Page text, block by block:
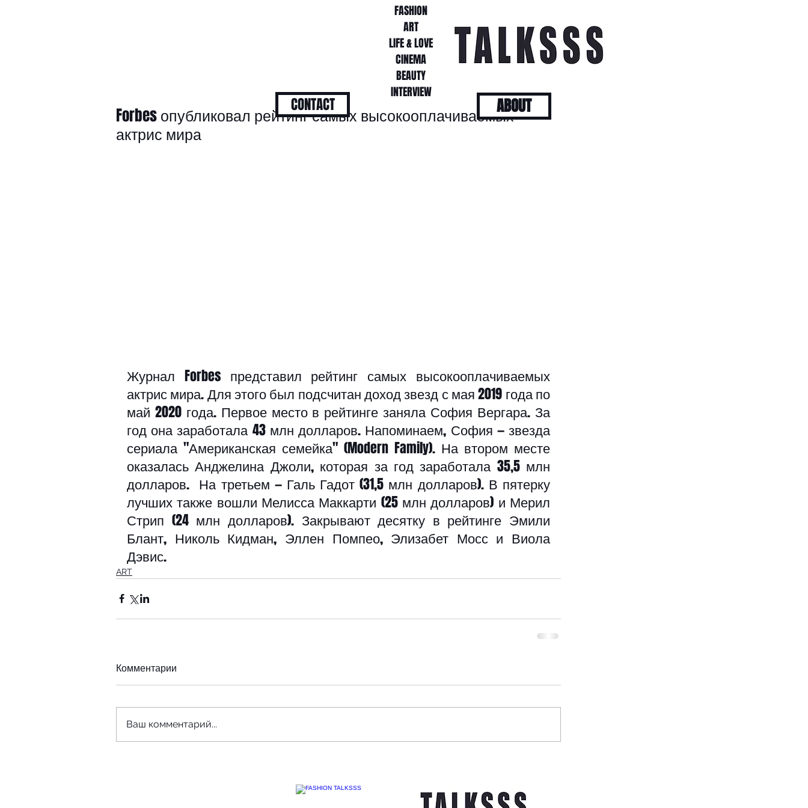
FASHION
ART
LIFE & LOVE
CINEMA
BEAUTY
INTERVIEW
Forbes опубликовал рейтинг самых высокооплачиваемых
актрис мира
Журнал Forbes представил рейтинг самых высокооплачиваемых
актрис мира. Для этого был подсчитан доход звезд с мая 2019 года по
май 2020 года. Первое место в рейтинге заняла София Вергара. За
год она заработала 43 млн долларов. Напоминаем, София — звезда
сериала "Американская семейка" (Modern Family). На втором месте
оказалась Анджелина Джоли, которая за год заработала 35,5 млн
долларов.  На третьем — Галь Гадот (31,5 млн долларов). В пятерку
лучших также вошли Мелисса Маккарти (25 млн долларов) и Мерил
Стрип (24 млн долларов). Закрывают десятку в рейтинге Эмили
Блант, Николь Кидман, Эллен Помпео, Элизабет Мосс и Виола
Дэвис.
ART
Комментарии
Ваш комментарий...
CONTACT ABOUT
FASHION
ART
LIFE & LOVE
CINEMA
BEAUTY
INTERVIEW